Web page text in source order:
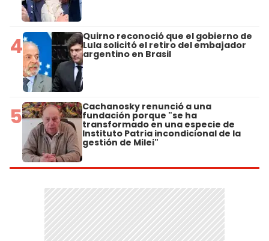
4 Quirno reconoció que el gobierno de
Lula solicitó el retiro del embajador
argentino en Brasil
5 Cachanosky renunció a una
fundación porque "se ha
transformado en una especie de
Instituto Patria incondicional de la
gestión de Milei"